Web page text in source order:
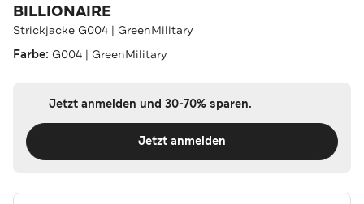
BILLIONAIRE
Strickjacke G004 | GreenMilitary
Farbe: G004 | GreenMilitary
Jetzt anmelden und 30-70% sparen.
Jetzt anmelden